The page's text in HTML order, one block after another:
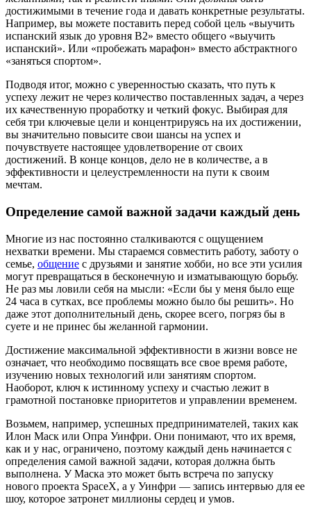
достижимыми в течение года и давать конкретные результаты.
Например, вы можете поставить перед собой цель «выучить
испанский язык до уровня B2» вместо общего «выучить
испанский». Или «пробежать марафон» вместо абстрактного
«заняться спортом».
Подводя итог, можно с уверенностью сказать, что путь к
успеху лежит не через количество поставленных задач, а через
их качественную проработку и четкий фокус. Выбирая для
себя три ключевые цели и концентрируясь на их достижении,
вы значительно повысите свои шансы на успех и
почувствуете настоящее удовлетворение от своих
достижений. В конце концов, дело не в количестве, а в
эффективности и целеустремленности на пути к своим
мечтам.
Определение самой важной задачи каждый день
Многие из нас постоянно сталкиваются с ощущением
нехватки времени. Мы стараемся совместить работу, заботу о
семье, общение с друзьями и занятие хобби, но все эти усилия
могут превращаться в бесконечную и изматывающую борьбу.
Не раз мы ловили себя на мысли: «Если бы у меня было еще
24 часа в сутках, все проблемы можно было бы решить». Но
даже этот дополнительный день, скорее всего, погряз бы в
суете и не принес бы желанной гармонии.
Достижение максимальной эффективности в жизни вовсе не
означает, что необходимо посвящать все свое время работе,
изучению новых технологий или занятиям спортом.
Наоборот, ключ к истинному успеху и счастью лежит в
грамотной постановке приоритетов и управлении временем.
Возьмем, например, успешных предпринимателей, таких как
Илон Маск или Опра Уинфри. Они понимают, что их время,
как и у нас, ограничено, поэтому каждый день начинается с
определения самой важной задачи, которая должна быть
выполнена. У Маска это может быть встреча по запуску
нового проекта SpaceX, а у Уинфри — запись интервью для ее
шоу, которое затронет миллионы сердец и умов.